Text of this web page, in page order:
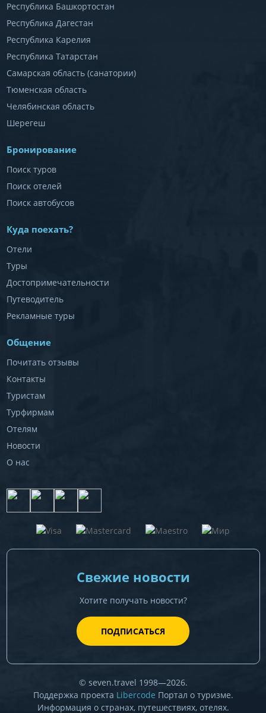
Республика Башкортостан
Республика Дагестан
Республика Карелия
Республика Татарстан
Самарская область (санатории)
Тюменская область
Челябинская область
Шерегеш
Бронирование
Поиск туров
Поиск отелей
Поиск автобусов
Куда поехать?
Отели
Туры
Достопримечательности
Путеводитель
Рекламные туры
Общение
Почитать отзывы
Контакты
Туристам
Турфирмам
Отелям
Новости
О нас
Свежие новости
Хотите получать новости?
ПОДПИСАТЬСЯ
© seven.travel 1998—2026.
Поддержка проекта Libercode Портал о туризме.
Информация о странах, путешествиях, отелях.